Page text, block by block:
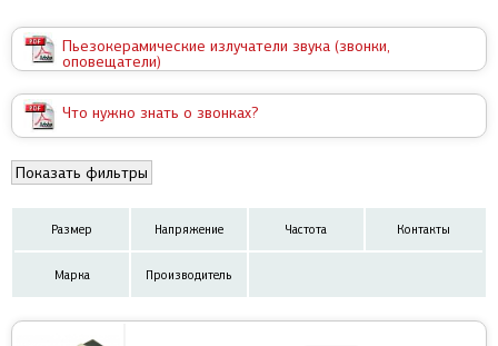
Пьезокерамические излучатели звука (звонки,
оповещатели)
Что нужно знать о звонках?
Показать фильтры
Размер Напряжение Частота Контакты
Марка Производитель